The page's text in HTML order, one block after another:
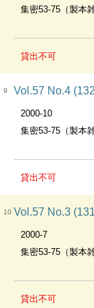
集密53-75（製本雑
貸出不可
9 Vol.57 No.4
2000-10
集密53-75（製本雑
貸出不可
10 Vol.57 No.3
2000-7
集密53-75（製本雑
貸出不可